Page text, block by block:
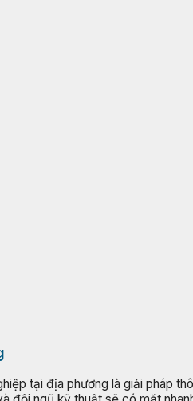
tại địa phương là giải pháp